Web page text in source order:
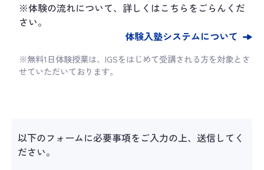
※体験の流れについて、詳しくはこちらをごらんくだ
さい。
体験入塾システムについて
※無料1日体験授業は、IGSをはじめて受講される方を対象とさ
せていただいております。
以下のフォームに必要事項をご入力の上、送信してく
ださい。